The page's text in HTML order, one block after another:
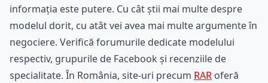
informația este putere. Cu cât știi mai multe despre
modelul dorit, cu atât vei avea mai multe argumente în
negociere. Verifică forumurile dedicate modelului
respectiv, grupurile de Facebook și recenziile de
specialitate. În România, site-uri precum RAR oferă